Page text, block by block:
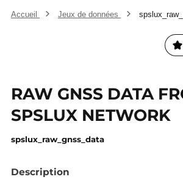
Accueil Jeux de données
RAW GNSS DATA
SPSLUX NETWORK
spslux_raw_gnss_data
Description